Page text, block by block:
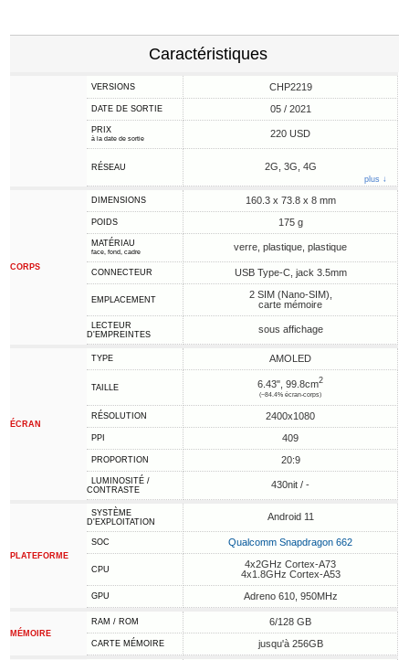
Caractéristiques
VERSIONS CHP2219
DATE DE SORTIE 05 / 2021
PRIX
à la date de sortie 220 USD
RÉSEAU 2G, 3G, 4G
plus ↓
CORPS
DIMENSIONS 160.3 x 73.8 x 8 mm
POIDS 175 g
MATÉRIAU
face, fond, cadre verre, plastique, plastique
CONNECTEUR USB Type-C, jack 3.5mm
EMPLACEMENT
2 SIM (Nano-SIM),
carte mémoire
LECTEUR
D'EMPREINTES
sous affichage
ÉCRAN
TYPE AMOLED
TAILLE 6.43", 99.8cm2
(~84.4% écran-corps)
RÉSOLUTION 2400x1080
PPI 409
PROPORTION 20:9
LUMINOSITÉ /
CONTRASTE
430nit / -
PLATEFORME
SYSTÈME
D'EXPLOITATION
Android 11
SOC Qualcomm Snapdragon 662
CPU
4x2GHz Cortex-A73
4x1.8GHz Cortex-A53
GPU Adreno 610, 950MHz
MÉMOIRE
RAM / ROM 6/128 GB
CARTE MÉMOIRE jusqu'à 256GB